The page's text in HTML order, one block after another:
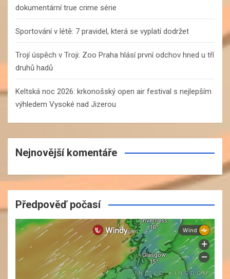
dokumentární true crime série
Sportování v létě: 7 pravidel, která se vyplatí dodržet
Trojí úspěch v Troji: Zoo Praha hlásí první odchov hned u tří
druhů hadů
Keltská noc 2026: krkonošský open air festival s nejlepším
výhledem Vysoké nad Jizerou
Nejnovější komentáře
Předpověď počasí